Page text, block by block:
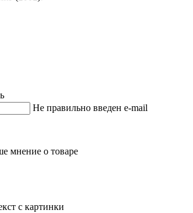
Не правильно введен e-mail
мнение о товаре
с картинки